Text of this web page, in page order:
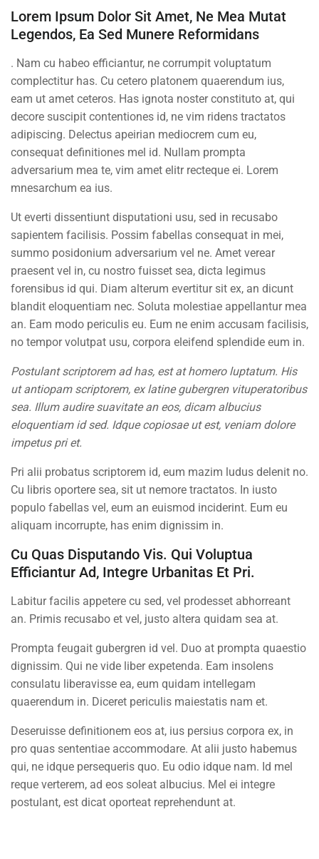
BUY NOW
PHP Functions
PHP Syntax
30 Minutes
Here is my first test quiz
10 Minutes
6 Questions
HTML Basics Quiz
New quiz for test
0 Questions
Lorem Ipsum Dolor Sit Amet, Ne Mea Mutat
Legendos, Ea Sed Munere Reformidans
. Nam cu habeo efficiantur, ne corrumpit voluptatum
complectitur has. Cu cetero platonem quaerendum ius,
eam ut amet ceteros. Has ignota noster constituto at, qui
decore suscipit contentiones id, ne vim ridens tractatos
adipiscing. Delectus apeirian mediocrem cum eu,
consequat definitiones mel id. Nullam prompta
adversarium mea te, vim amet elitr recteque ei. Lorem
mnesarchum ea ius.
Ut everti dissentiunt disputationi usu, sed in recusabo
sapientem facilisis. Possim fabellas consequat in mei,
summo posidonium adversarium vel ne. Amet verear
praesent vel in, cu nostro fuisset sea, dicta legimus
forensibus id qui. Diam alterum evertitur sit ex, an dicunt
blandit eloquentiam nec. Soluta molestiae appellantur mea
an. Eam modo periculis eu. Eum ne enim accusam facilisis,
no tempor volutpat usu, corpora eleifend splendide eum in.
Postulant scriptorem ad has, est at homero luptatum. His
ut antiopam scriptorem, ex latine gubergren vituperatoribus
sea. Illum audire suavitate an eos, dicam albucius
eloquentiam id sed. Idque copiosae ut est, veniam dolore
impetus pri et.
Pri alii probatus scriptorem id, eum mazim ludus delenit no.
Cu libris oportere sea, sit ut nemore tractatos. In iusto
populo fabellas vel, eum an euismod inciderint. Eum eu
aliquam incorrupte, has enim dignissim in.
Cu Quas Disputando Vis. Qui Voluptua
Efficiantur Ad, Integre Urbanitas Et Pri.
Labitur facilis appetere cu sed, vel prodesset abhorreant
an. Primis recusabo et vel, justo altera quidam sea at.
Prompta feugait gubergren id vel. Duo at prompta quaestio
dignissim. Qui ne vide liber expetenda. Eam insolens
consulatu liberavisse ea, eum quidam intellegam
quaerendum in. Diceret periculis maiestatis nam et.
Deseruisse definitionem eos at, ius persius corpora ex, in
pro quas sententiae accommodare. At alii justo habemus
qui, ne idque persequeris quo. Eu odio idque nam. Id mel
reque verterem, ad eos soleat albucius. Mel ei integre
postulant, est dicat oporteat reprehendunt at.
Contact
Info@thimpress.com
+ (0122) 456 789
+ (0123) 456 789
No 200 Joseob, Canada.
Company
Blog
Buddy Profile
Programs
Nanodegree Plus
Georgia
Self-Driving Car
Links
Courses
FAQs
Support